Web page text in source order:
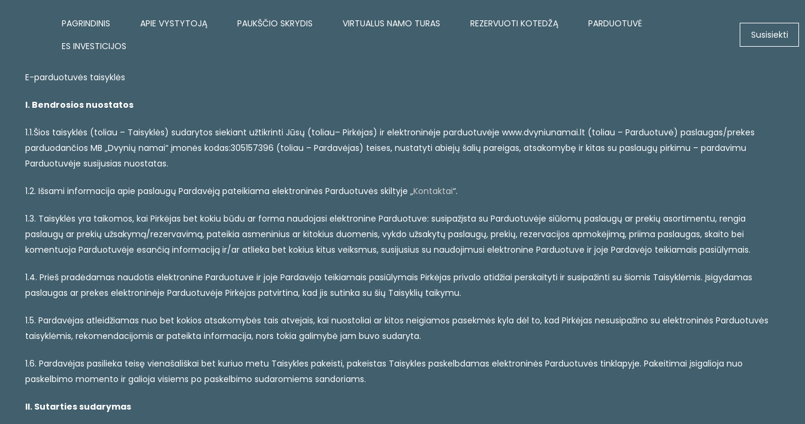
PAGRINDINIS APIE VYSTYTOJĄ PAUKŠČIO SKRYDIS VIRTUALUS NAMO TURAS REZERVUOTI KOTEDŽĄ
PARDUOTUVĖ
ES INVESTICIJOS
Susisiekti
E-parduotuvės taisyklės
I. Bendrosios nuostatos
1.1.Šios taisyklės (toliau – Taisyklės) sudarytos siekiant užtikrinti Jūsų (toliau– Pirkėjas) ir elektroninėje parduotuvėje www.dvyniunamai.lt (toliau – Parduotuvė) paslaugas/prekes
parduodančios MB „Dvynių namai“ įmonės kodas:305157396 (toliau – Pardavėjas) teises, nustatyti abiejų šalių pareigas, atsakomybę ir kitas su paslaugų pirkimu – pardavimu
Parduotuvėje susijusias nuostatas.
1.2. Išsami informacija apie paslaugų Pardavėją pateikiama elektroninės Parduotuvės skiltyje „Kontaktai“.
1.3. Taisyklės yra taikomos, kai Pirkėjas bet kokiu būdu ar forma naudojasi elektronine Parduotuve: susipažįsta su Parduotuvėje siūlomų paslaugų ar prekių asortimentu, rengia
paslaugų ar prekių užsakymą/rezervavimą, pateikia asmeninius ar kitokius duomenis, vykdo užsakytų paslaugų, prekių, rezervacijos apmokėjimą, priima paslaugas, skaito bei
komentuoja Parduotuvėje esančią informaciją ir/ar atlieka bet kokius kitus veiksmus, susijusius su naudojimusi elektronine Parduotuve ir joje Pardavėjo teikiamais pasiūlymais.
1.4. Prieš pradėdamas naudotis elektronine Parduotuve ir joje Pardavėjo teikiamais pasiūlymais Pirkėjas privalo atidžiai perskaityti ir susipažinti su šiomis Taisyklėmis. Įsigydamas
paslaugas ar prekes elektroninėje Parduotuvėje Pirkėjas patvirtina, kad jis sutinka su šių Taisyklių taikymu.
1.5. Pardavėjas atleidžiamas nuo bet kokios atsakomybės tais atvejais, kai nuostoliai ar kitos neigiamos pasekmės kyla dėl to, kad Pirkėjas nesusipažino su elektroninės Parduotuvės
taisyklėmis, rekomendacijomis ar pateikta informacija, nors tokia galimybė jam buvo sudaryta.
1.6. Pardavėjas pasilieka teisę vienašališkai bet kuriuo metu Taisykles pakeisti, pakeistas Taisykles paskelbdamas elektroninės Parduotuvės tinklapyje. Pakeitimai įsigalioja nuo
paskelbimo momento ir galioja visiems po paskelbimo sudaromiems sandoriams.
II. Sutarties sudarymas